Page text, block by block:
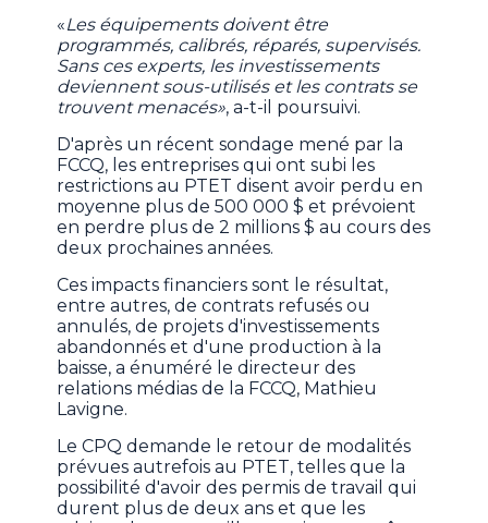
«Les équipements doivent être
programmés, calibrés, réparés, supervisés.
Sans ces experts, les investissements
deviennent sous-utilisés et les contrats se
trouvent menacés», a-t-il poursuivi.
D'après un récent sondage mené par la
FCCQ, les entreprises qui ont subi les
restrictions au PTET disent avoir perdu en
moyenne plus de 500 000 $ et prévoient
en perdre plus de 2 millions $ au cours des
deux prochaines années.
Ces impacts financiers sont le résultat,
entre autres, de contrats refusés ou
annulés, de projets d'investissements
abandonnés et d'une production à la
baisse, a énuméré le directeur des
relations médias de la FCCQ, Mathieu
Lavigne.
Le CPQ demande le retour de modalités
prévues autrefois au PTET, telles que la
possibilité d'avoir des permis de travail qui
durent plus de deux ans et que les